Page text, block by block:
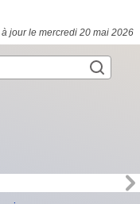
à jour le mercredi 20 mai 2026